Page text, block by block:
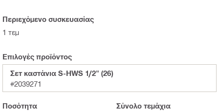
Περιεχόμενο συσκευασίας
1 τεμ
Επιλογές προϊόντος
Σετ καστάνια S-HWS 1/2" (26)
#2039271
Ποσότητα Σύνολοτεμάχια